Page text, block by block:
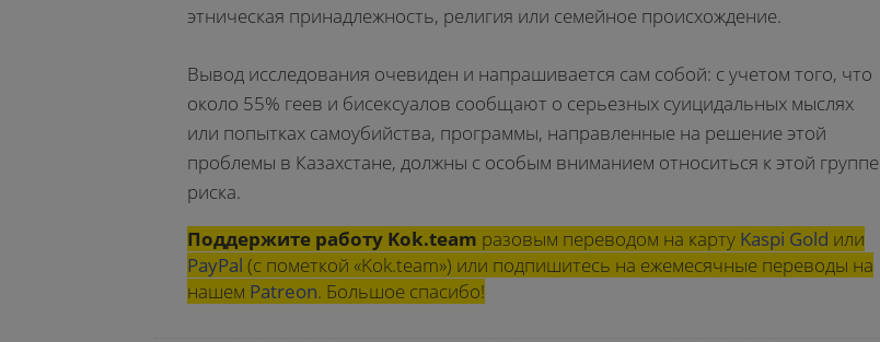
этническая принадлежность, религия или семейное происхождение.
Вывод исследования очевиден и напрашивается сам собой: с учетом того, что
около 55% геев и бисексуалов сообщают о серьезных суицидальных мыслях
или попытках самоубийства, программы, направленные на решение этой
проблемы в Казахстане, должны с особым вниманием относиться к этой группе
риска.
Поддержите работу Kok.team разовым переводом на карту Kaspi Gold или
PayPal (с пометкой «Kok.team») или подпишитесь на ежемесячные переводы на
нашем Patreon. Большое спасибо!